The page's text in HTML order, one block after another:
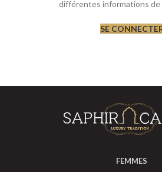
différentes informations
SE
FEMMES